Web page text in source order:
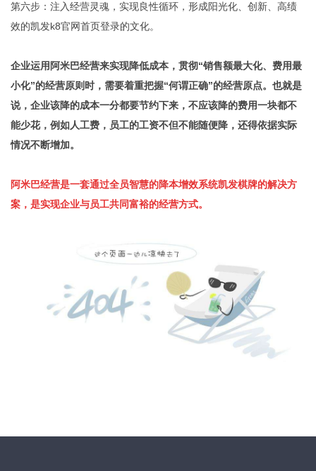
第六步：注入经营灵魂，实现良性循环，形成阳光化、创新、高绩
效的凯发k8官网首页登录的文化。
企业运用阿米巴经营来实现降低成本，贯彻“销售额最大化、费用最
小化”的经营原则时，需要着重把握“何谓正确”的经营原点。也就是
说，企业该降的成本一分都要节约下来，不应该降的费用一块都不
能少花，例如人工费，员工的工资不但不能随便降，还得依据实际
情况不断增加。
阿米巴经营是一套通过全员智慧的降本增效系统凯发棋牌的解决方
案，是实现企业与员工共同富裕的经营方式。